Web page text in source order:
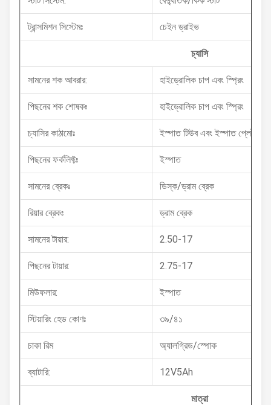
ট্রান্সমিশন সিস্টেমঃ চেইন ড্রাইভ
চ্যাসি
সামনের শক আবরার: হাইড্রোলিক চাপ এবং স্প্রিং
পিছনের শক শোষকঃ হাইড্রোলিক চাপ এবং স্প্রিং
চ্যাসির কাঠামোঃ ইস্পাত টিউব এবং ইস্পাত
পিছনের ফর্কলিফ্টঃ ইস্পাত
সামনের ব্রেকঃ ডিস্ক/ড্রাম ব্রেক
রিয়ার ব্রেকঃ ড্রাম ব্রেক
সামনের টায়ার: 2.50-17
পিছনের টায়ার: 2.75-17
মিউফলার: ইস্পাত
স্টিয়ারিং হেড কোণঃ ৩৯/৪১
চাকা রিম অ্যালগ্রিড/স্পোক
ব্যাটারি: 12V5Ah
মাত্রা